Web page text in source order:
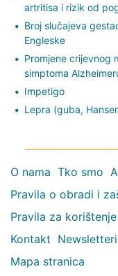
artritisa i rizik od
Broj slučajeva
Engleske
Promjene crijevnog
simptoma
Impetigo
Lepra (guba,
O nama Tko smo
Pravila o obradi i
Pravila za
Kontakt Newsletteri
Mapa stranica